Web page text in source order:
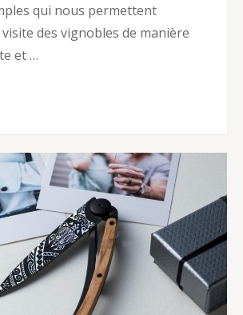
qui nous permettent
visite des vignobles de manière
et …